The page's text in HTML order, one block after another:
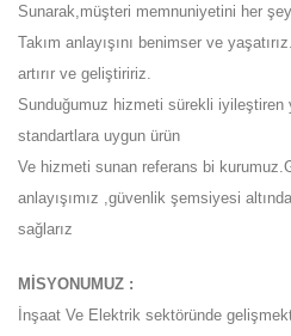
Sunarak,müşteri memnuniyetini her
Takım anlayışını benimser ve
artırır ve geliştiririz.
Sunduğumuz hizmeti sürekli
standartlara uygun ürün
Ve hizmeti sunan referans bi
anlayışımız ,güvenlik şemsiyesi
sağlarız
MİSYONUMUZ :
İnşaat Ve Elektrik sektöründe